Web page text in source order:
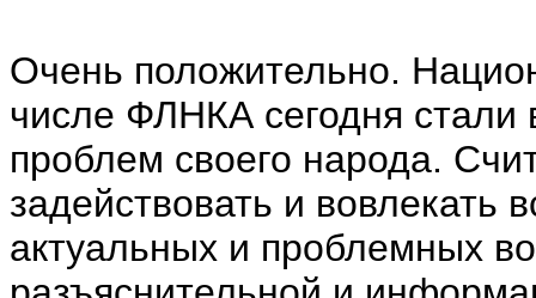
Очень положительно.
числе ФЛНКА сегодня
проблем своего народа.
задействовать и вовлекать
актуальных и проблемных